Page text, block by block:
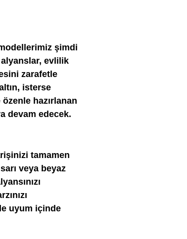
şimdi
alyanslar, evlilik
zarafetle
isterse
hazırlanan
devam edecek.
tamamen
veya beyaz
uyum içinde